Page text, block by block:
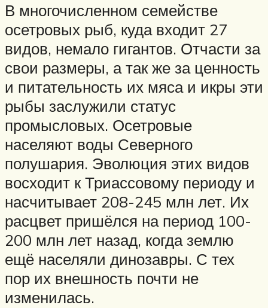
В многочисленном семействе
осетровых рыб, куда входит 27
видов, немало гигантов. Отчасти за
свои размеры, а так же за ценность
и питательность их мяса и икры эти
рыбы заслужили статус
промысловых. Осетровые
населяют воды Северного
полушария. Эволюция этих видов
восходит к Триассовому периоду и
насчитывает 208-245 млн лет. Их
расцвет пришёлся на период 100-
200 млн лет назад, когда землю
ещё населяли динозавры. С тех
пор их внешность почти не
изменилась.